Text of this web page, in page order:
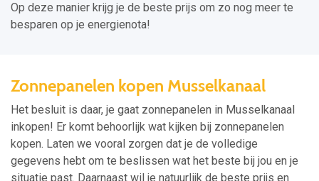
Op deze manier krijg je de beste prijs om zo nog meer te
besparen op je energienota!
Zonnepanelen kopen Musselkanaal
Het besluit is daar, je gaat zonnepanelen in Musselkanaal
inkopen! Er komt behoorlijk wat kijken bij zonnepanelen
kopen. Laten we vooral zorgen dat je de volledige
gegevens hebt om te beslissen wat het beste bij jou en je
situatie past. Daarnaast wil je natuurlijk de beste prijs en